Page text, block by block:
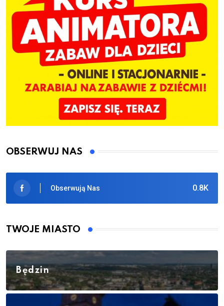
OBSERWUJ NAS
0.8K
Obserwują Nas
TWOJE MIASTO
Będzin